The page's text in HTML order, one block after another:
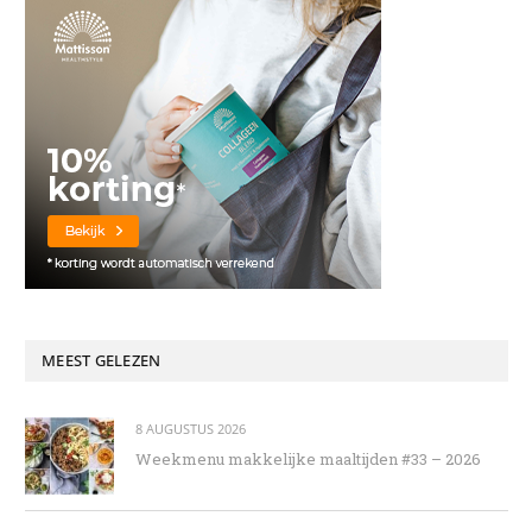
MEEST GELEZEN
8 AUGUSTUS 2026
Weekmenu makkelijke maaltijden #33 – 2026